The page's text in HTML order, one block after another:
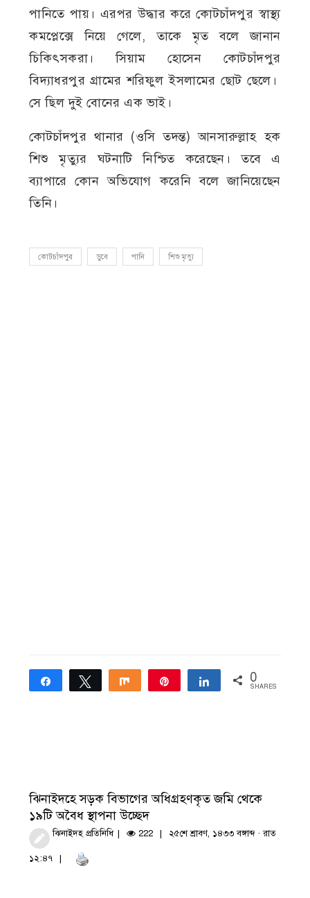
পানিতে পায়। এরপর উদ্ধার করে কোটচাঁদপুর স্বাস্থ্য
কমপ্লেক্সে নিয়ে গেলে, তাকে মৃত বলে জানান
চিকিৎসকরা। সিয়াম হোসেন কোটচাঁদপুর
বিদ্যাধরপুর গ্রামের শরিফুল ইসলামের ছোট ছেলে।
সে ছিল দুই বোনের এক ভাই।
কোটচাঁদপুর থানার (ওসি তদন্ত) আনসারুল্লাহ হক
শিশু মৃত্যুর ঘটনাটি নিশ্চিত করেছেন। তবে এ
ব্যাপারে কোন অভিযোগ করেনি বলে জানিয়েছেন
তিনি।
কোটচাঁদপুর ডুবে পানি শিশু মৃত্যু
Share Tweet Share Share 0
SHARES
ঝিনাইদহে সড়ক বিভাগের অধিগ্রহণকৃত জমি থেকে
১৯টি অবৈধ স্থাপনা উচ্ছেদ
ঝিনাইদহ প্রতিনিধি 222 ২৫শে শ্রাবণ, ১৪৩৩ বঙ্গাব্দ · রাত
১২:৪৭